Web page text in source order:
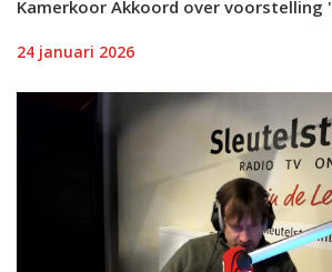
Kamerkoor Akkoord over voorstelling
24 januari 2026